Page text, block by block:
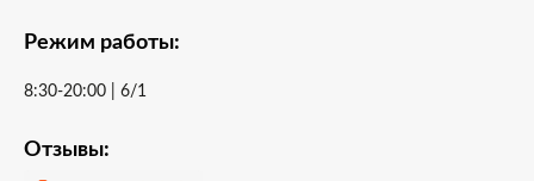
Режим работы:
8:30-20:00 | 6/1
Отзывы: